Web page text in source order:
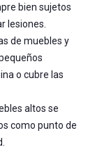
bien sujetos
lesiones.
de muebles y
o cubre las
altos se
como punto de